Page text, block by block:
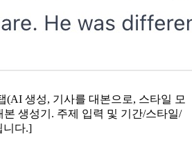
(AI 생성, 기사를 대본으로, 스타일 모
본 생성기. 주제 입력 및 기간/스타일/
니다.]